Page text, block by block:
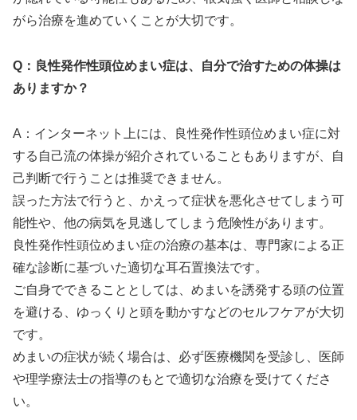
がら治療を進めていくことが大切です。
Q：良性発作性頭位めまい症は、自分で治すための体操は
ありますか？
A：インターネット上には、良性発作性頭位めまい症に対
する自己流の体操が紹介されていることもありますが、自
己判断で行うことは推奨できません。
誤った方法で行うと、かえって症状を悪化させてしまう可
能性や、他の病気を見逃してしまう危険性があります。
良性発作性頭位めまい症の治療の基本は、専門家による正
確な診断に基づいた適切な耳石置換法です。
ご自身でできることとしては、めまいを誘発する頭の位置
を避ける、ゆっくりと頭を動かすなどのセルフケアが大切
です。
めまいの症状が続く場合は、必ず医療機関を受診し、医師
や理学療法士の指導のもとで適切な治療を受けてくださ
い。